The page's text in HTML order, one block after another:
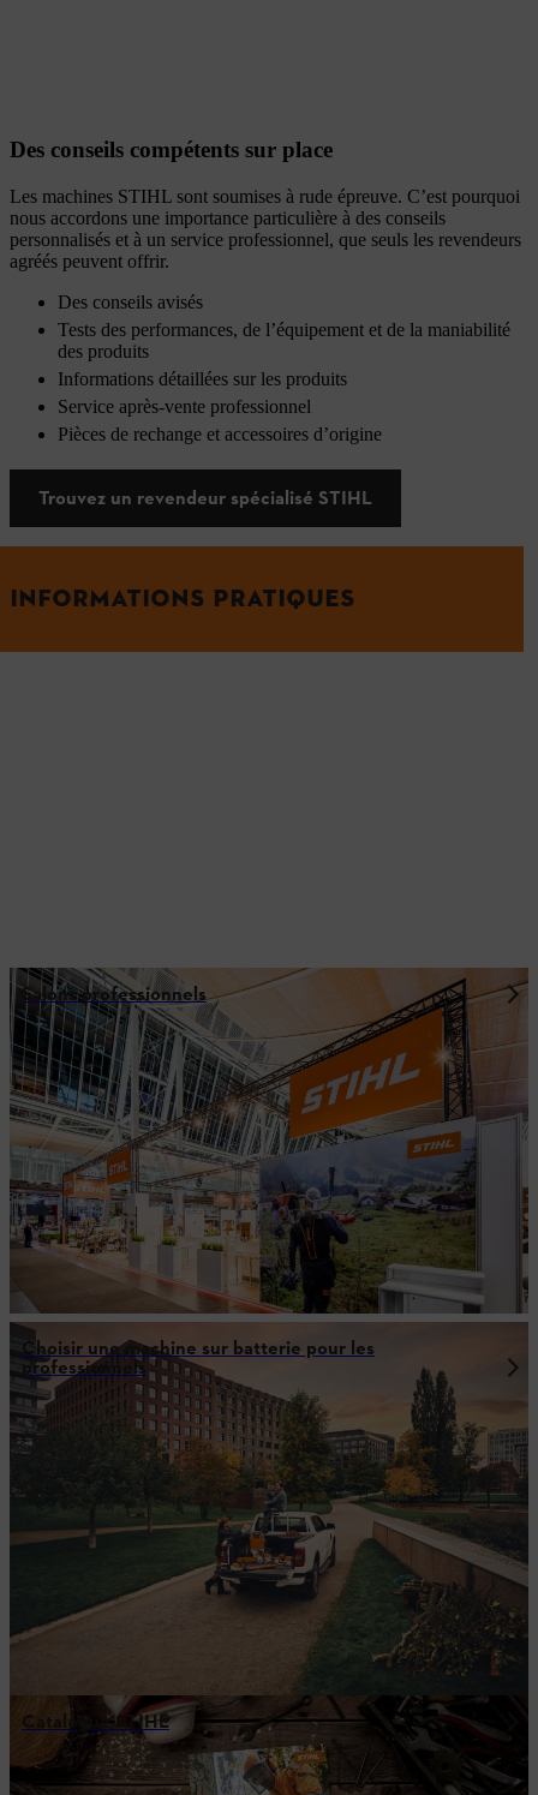
Des conseils compétents sur place
Les machines STIHL sont soumises à rude épreuve. C’est pourquoi
nous accordons une importance particulière à des conseils
personnalisés et à un service professionnel, que seuls les revendeurs
agréés peuvent offrir.
Des conseils avisés
Tests des performances, de l’équipement et de la maniabilité
des produits
Informations détaillées sur les produits
Service après-vente professionnel
Pièces de rechange et accessoires d’origine
Trouvez un revendeur spécialisé STIHL
INFORMATIONS PRATIQUES
Salons professionnels
Choisir une machine sur batterie pour les
professionnels
Catalogue STIHL